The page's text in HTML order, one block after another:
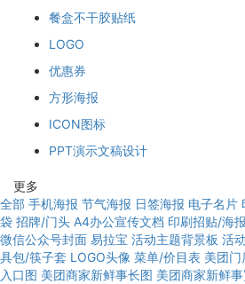
餐盒不干胶贴纸
LOGO
优惠券
方形海报
ICON图标
PPT演示文稿设计
更多
全部 手机海报 节气海报 日签海报 电子名片
袋 招牌/门头 A4办公宣传文档 印刷招贴/海报
微信公众号封面 易拉宝 活动主题背景板 活
具包/筷子套 LOGO头像 菜单/价目表 美团门
入口图 美团商家新鲜事长图 美团商家新鲜